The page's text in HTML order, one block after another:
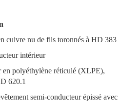
cuivre nu de fils toronnés à HD 383
intérieur
en polyéthylène réticulé (XLPE),
620.1
semi-conducteur épissé avec